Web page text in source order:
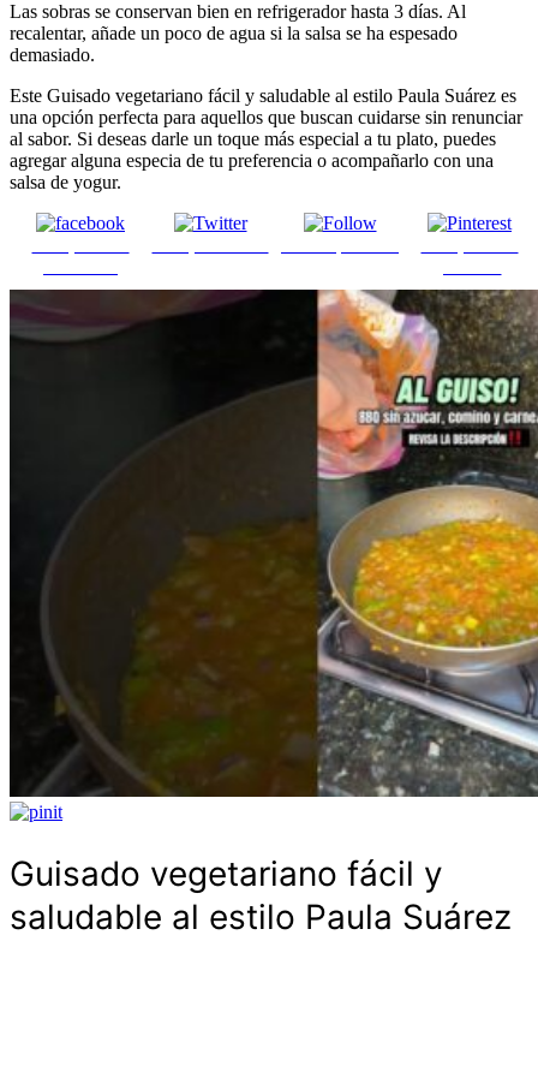
Las sobras se conservan bien en refrigerador hasta 3 días. Al
recalentar, añade un poco de agua si la salsa se ha espesado
demasiado.
Este Guisado vegetariano fácil y saludable al estilo Paula Suárez es
una opción perfecta para aquellos que buscan cuidarse sin renunciar
al sabor. Si deseas darle un toque más especial a tu plato, puedes
agregar alguna especia de tu preferencia o acompañarlo con una
salsa de yogur.
Guisado vegetariano fácil y
saludable al estilo Paula Suárez